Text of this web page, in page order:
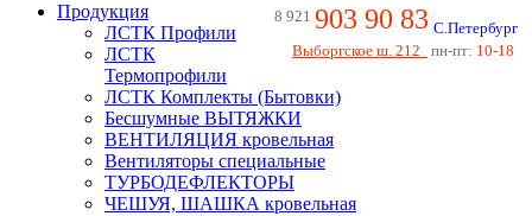
8 921 903 90 83 С.Петербург
Выборгское ш. 212
пн-пт: 10-18
Продукция
ЛСТК Профили
ЛСТК
Термопрофили
ЛСТК Комплекты (Бытовки)
Бесшумные ВЫТЯЖКИ
ВЕНТИЛЯЦИЯ кровельная
Вентиляторы специальные
ТУРБОДЕФЛЕКТОРЫ
ЧЕШУЯ, ШАШКА кровельная